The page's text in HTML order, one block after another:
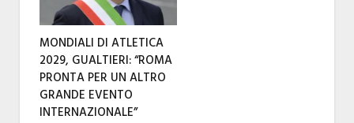
MONDIALI DI ATLETICA
2029, GUALTIERI: “ROMA
PRONTA PER UN ALTRO
GRANDE EVENTO
INTERNAZIONALE”